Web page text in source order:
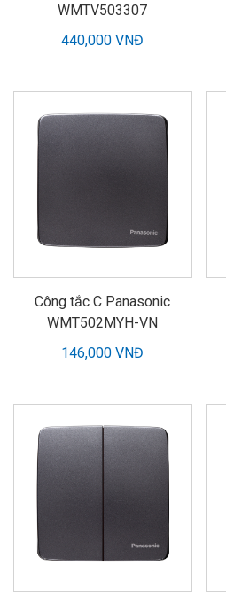
WMTV503307
440,000 VNĐ
Công tắc C Panasonic
WMT502MYH-VN
146,000 VNĐ